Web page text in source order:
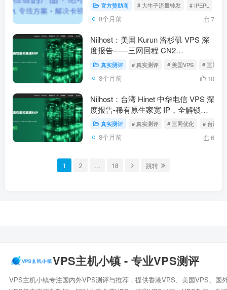
官方赞助商 # 大牛子流量转发 # IPEPL
8个月前 7
Niihost：美国 Kurun 洛杉矶 VPS 深
度报告——三网回程 CN2
GIA/9929/CMIN2 顶级线路，全解锁
流媒体与 AI
真实测评 # 真实测评 # 美国VPS # 三网优
8个月前 10
Niihost：台湾 Hinet 中华电信 VPS 深
度报告-稀有原生家宽 IP，全解锁流
媒体与 ChatGPT，三网直连低延迟
首选
真实测评 # 真实测评 # 三网优化 # 台湾
8个月前 6
1 2 18 跳转
VPS主机小镇 - 专业VPS测评
VPS主机小镇专注国内外VPS测评与推荐，提供香港VPS、美国VPS、国